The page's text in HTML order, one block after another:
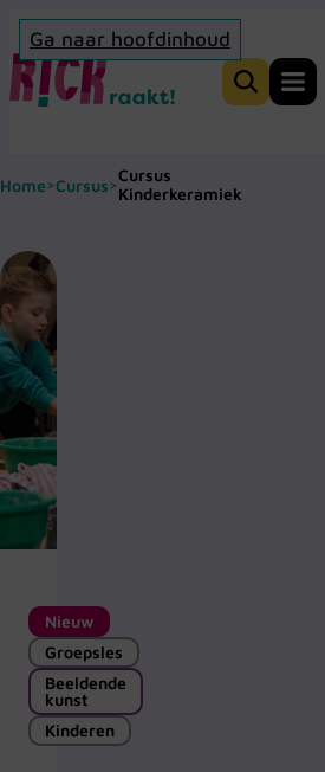
Ga naar hoofdinhoud
Home
Zoeken
Home>Cursus>Cursus
Kinderkeramiek
Nieuw
Groepsles
Beeldende
kunst
Kinderen